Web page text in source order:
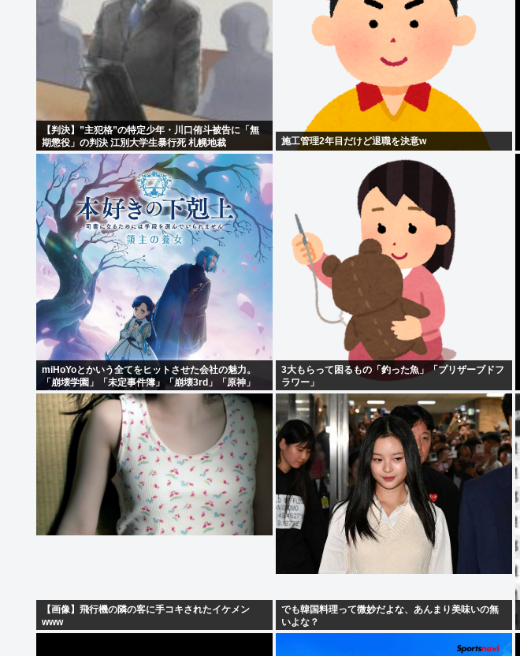
【判決】”主犯格”の特定少年・川口侑斗被告に「無
期懲役」の判決 江別大学生暴行死 札幌地裁
施工管理2年目だけど退職を決意w
miHoYoとかいう全てをヒットさせた会社の魅力。
「崩壊学園」「未定事件簿」「崩壊3rd」「原神」
「崩壊スターレイル」「ゼンゼロ」
3大もらって困るもの「釣った魚」「プリザーブドフ
ラワー」
【画像】飛行機の隣の客に手コキされたイケメン
www
でも韓国料理って微妙だよな、あんまり美味いの無
いよな？